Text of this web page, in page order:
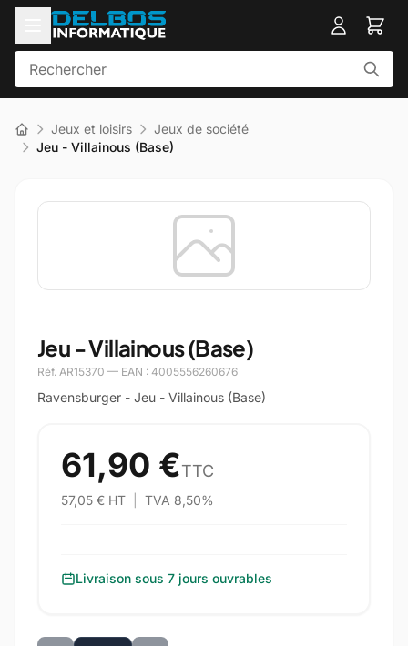
Jeux et loisirs
Jeux de société
Jeu - Villainous (Base)
Jeu - Villainous (Base)
Réf. AR15370 — EAN : 4005556260676
Ravensburger - Jeu - Villainous (Base)
61,90 €TTC
57,05 € HT TVA 8,50%
Livraison sous 7 jours ouvrables